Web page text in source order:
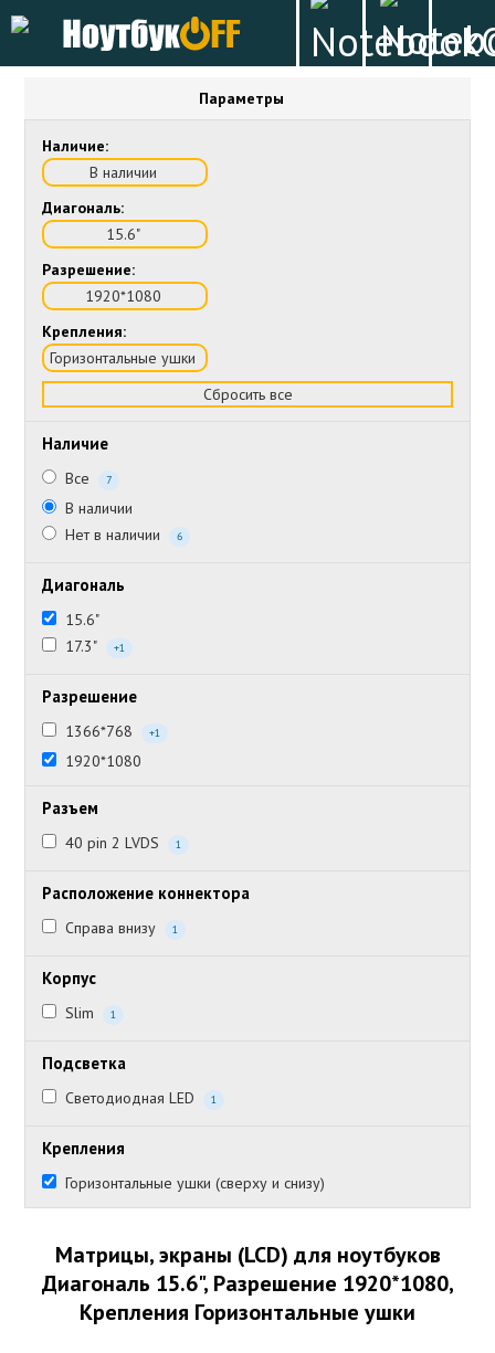
Параметры
Наличие:
В наличии
Диагональ:
15.6"
Разрешение:
1920*1080
Крепления:
Горизонтальные ушки
Сбросить все
Наличие
Все 7
В наличии
Нет в наличии
6
Диагональ
15.6"
17.3"
+1
Разрешение
1366*768 +1
1920*1080
Разъем
40 pin 2 LVDS 1
Расположение коннектора
Справа внизу 1
Корпус
Slim 1
Подсветка
Светодиодная LED 1
Крепления
Горизонтальные ушки (сверху и снизу)
Матрицы, экраны (LCD) для ноутбуков
Диагональ 15.6", Разрешение 1920*1080,
Крепления Горизонтальные ушки